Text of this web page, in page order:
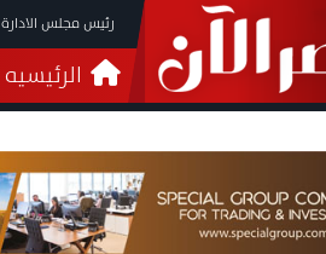
رئيس مجلس
الرئيسيه
فيديوهات